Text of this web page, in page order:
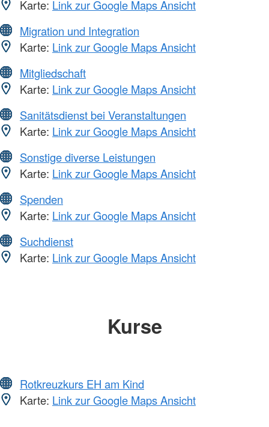
Karte: Link zur Google Maps Ansicht
Migration und Integration
Karte: Link zur Google Maps Ansicht
Mitgliedschaft
Karte: Link zur Google Maps Ansicht
Sanitätsdienst bei Veranstaltungen
Karte: Link zur Google Maps Ansicht
Sonstige diverse Leistungen
Karte: Link zur Google Maps Ansicht
Spenden
Karte: Link zur Google Maps Ansicht
Suchdienst
Karte: Link zur Google Maps Ansicht
Kurse
Rotkreuzkurs EH am Kind
Karte: Link zur Google Maps Ansicht